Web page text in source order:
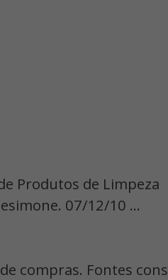
Produtos de Limpeza
07/12/10 ...
compras. Fontes cons